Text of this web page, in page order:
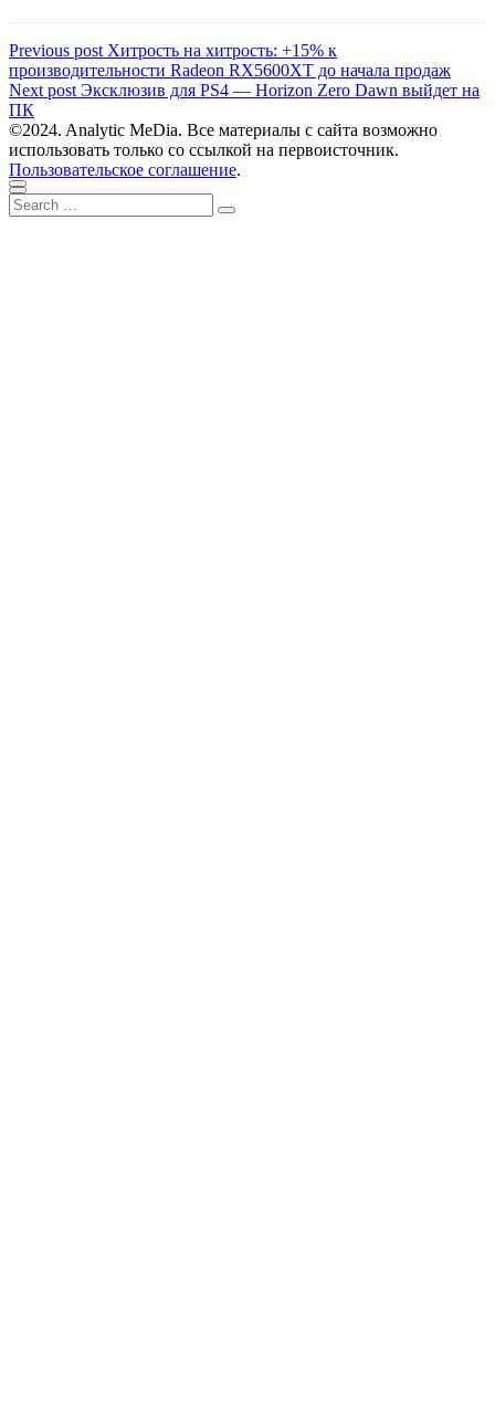
Навигация
по
записям
Previous post Previous
post:
Хитрость на хитрость: +15% к
производительности Radeon RX5600XT до начала продаж
Next post Next
Эксклюзив для PS4 — Horizon Zero Dawn выйдет на
ПК
©2024. Analytic MeDia. Все материалы с сайта возможно
использовать только со ссылкой на первоисточник.
Пользовательское соглашение.
Scroll
to
Close
Search
for:
Search